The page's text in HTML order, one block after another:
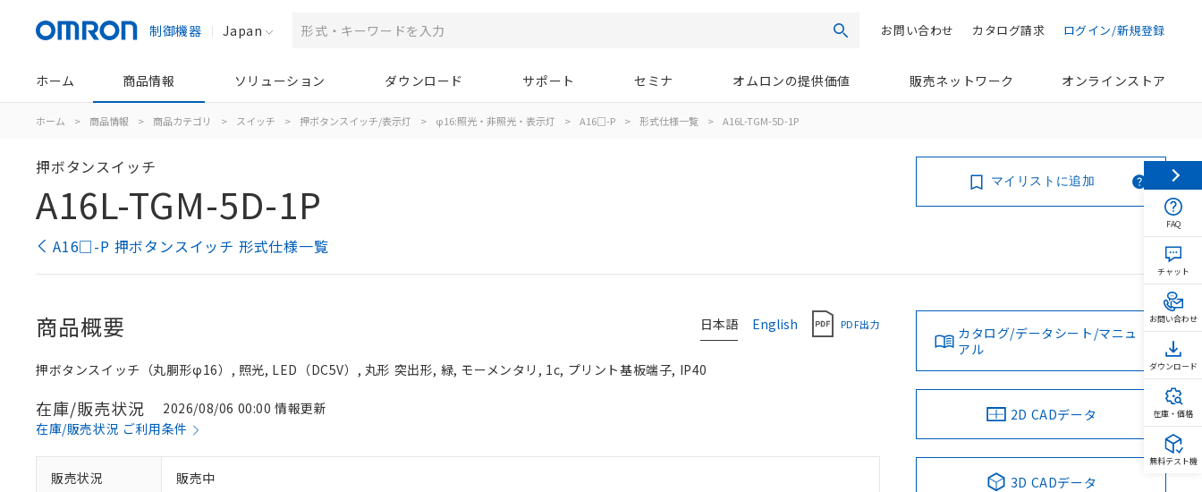
制御機器 Japan 検索 ログイン/新規登録
カタログ請求
お問い合わせ
ホーム 商品情報 ソリューション ダウンロード サポート セミナ オムロンの提供価値 販売ネットワーク オンラインストア
ホーム > 商品情報 > 商品カテゴリ > スイッチ > 押ボタンスイッチ/表示灯 > φ16:照光・非照光・表示灯 > A16□-P > 形式仕様一覧 > A16L-TGM-5D-1P
押ボタンスイッチ
A16L-TGM-5D-1P
A16□-P 押ボタンスイッチ 形式仕様一覧
マイリストに追加
日本語 English PDF出力
商品概要
押ボタンスイッチ（丸胴形φ16）, 照光, LED（DC5V）, 丸形 突出形, 緑, モーメンタリ, 1c, プリント基板端子, IP40
在庫/販売状況
2026/08/06 00:00 情報更新
在庫/販売状況 ご利用条件
販売状況 販売中
カタログ/データシート/マニュ
アル
2D CADデータ
3D CADデータ
FAQ
チャット
お問い合わせ
ダウンロード
在庫・価格
無料テスト機